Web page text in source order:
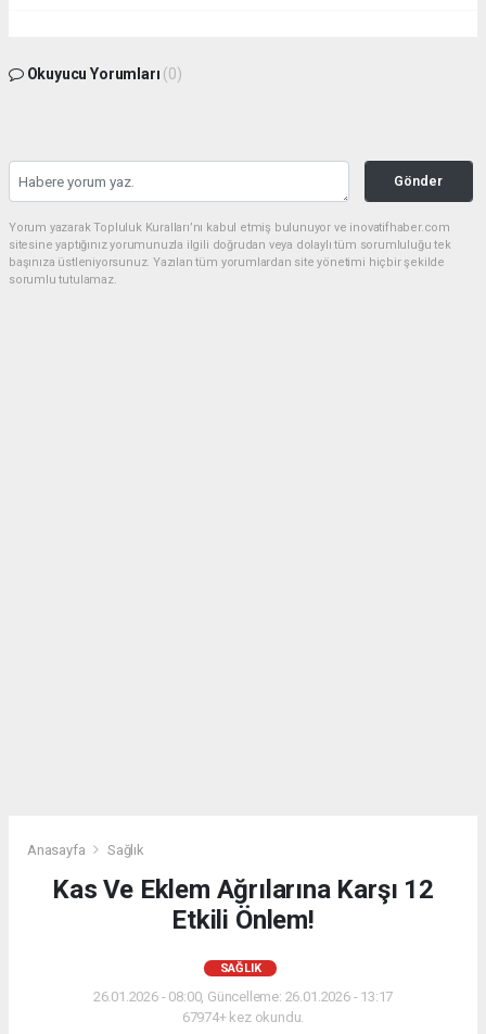
Okuyucu Yorumları (0)
Gönder
Yorum yazarak Topluluk Kuralları’nı kabul etmiş bulunuyor ve inovatifhaber.com
sitesine yaptığınız yorumunuzla ilgili doğrudan veya dolaylı tüm sorumluluğu tek
başınıza üstleniyorsunuz. Yazılan tüm yorumlardan site yönetimi hiçbir şekilde
sorumlu tutulamaz.
Anasayfa Sağlık
Kas Ve Eklem Ağrılarına Karşı 12
Etkili Önlem!
SAĞLIK
26.01.2026 - 08:00, Güncelleme: 26.01.2026 - 13:17
67974+ kez okundu.